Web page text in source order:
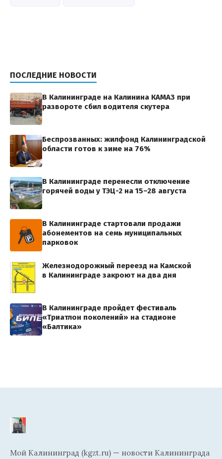
ПОСЛЕДНИЕ НОВОСТИ
В Калининграде на Калинина КАМАЗ при
развороте сбил водителя скутера
Беспрозванных: жилфонд Калининградской
области готов к зиме на 76%
В Калининграде перенесли отключение
горячей воды у ТЭЦ-2 на 15–28 августа
В Калининграде стартовали продажи
абонементов на семь муниципальных
парковок
Железнодорожный переезд на Камской
в Калининграде закроют на два дня
В Калининграде пройдет фестиваль
«Триатлон поколений» на стадионе
«Балтика»
Мой Калининград (kgzt.ru) — новости Калининграда